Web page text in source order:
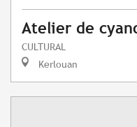
Atelier de
CULTURAL
Kerlouan